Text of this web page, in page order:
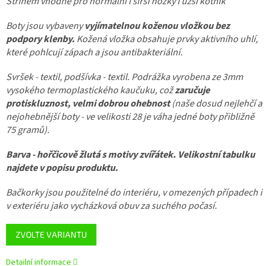
ZVOLTE VARIANTU
Boty jsou vybavenyvyjímatelnou koženou vložkoubez
podpory klenby.Kožená vložka obsahuje prvky aktivního uhlí,
které pohlcují zápach a jsou antibakteriální.
Svršek - textil, podšívka - textil. Podrážka vyrobena ze 3mm
vysokého termoplastického kaučuku, cožzaručuje
protiskluznost, velmi dobrou ohebnost(naše dosud nejlehčí a
nejohebnější boty - ve velikosti 28 je váha jedné boty přibližně
75 gramů).
Barva - hořčicově žlutá s motivy zvířátek. Velikostní tabulku
najdete v popisu produktu.
Bačkorky jsou použitelné do interiéru, v omezených případech i
v exteriéru jako vycházková obuv za suchého počasí.
Detailní informace